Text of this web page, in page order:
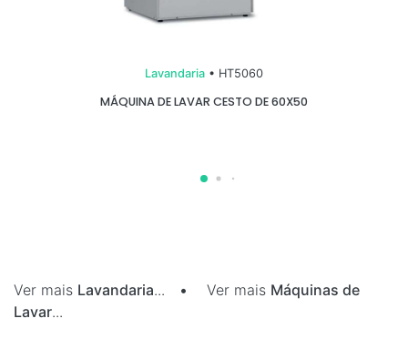
Lavandaria • HT5060
MÁQUINA DE LAVAR CESTO DE 60X50
Ver mais Lavandaria... • Ver mais Máquinas de
Lavar...